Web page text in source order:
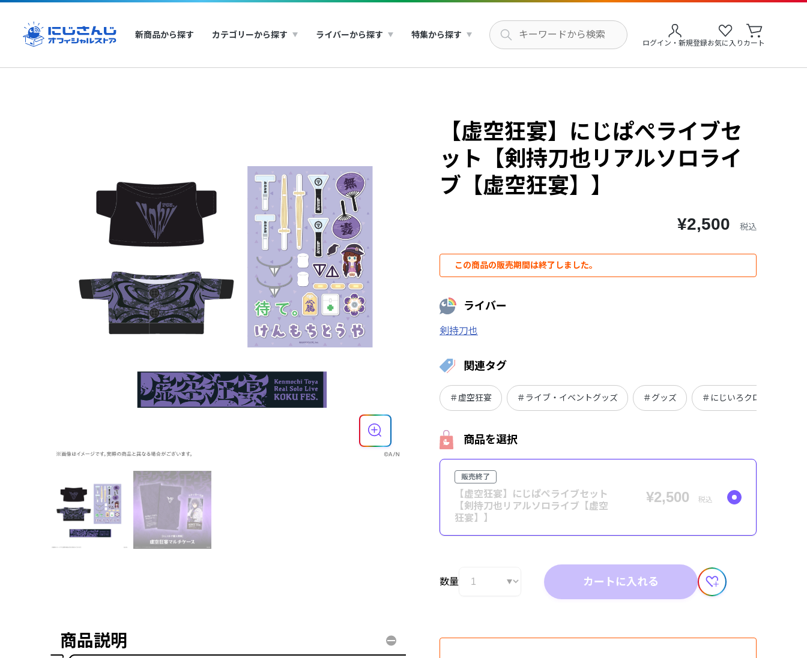
新商品から探す カテゴリーから探す ライバーから探す 特集から探す
ログイン・新規登録お気に入り カート
【虚空狂宴】にじぱぺライブセ
ット【剣持刀也リアルソロライ
ブ【虚空狂宴】】
¥2,500 税込
この商品の販売期間は終了しました。
ライバー
剣持刀也
関連タグ
＃虚空狂宴 ＃ライブ・イベントグッズ ＃グッズ ＃にじいろクローゼット
商品を選択
販売終了
【虚空狂宴】にじぱぺライブセット
【剣持刀也リアルソロライブ【虚空
狂宴】】
¥2,500 税込
数量 カートに入れる
商品説明